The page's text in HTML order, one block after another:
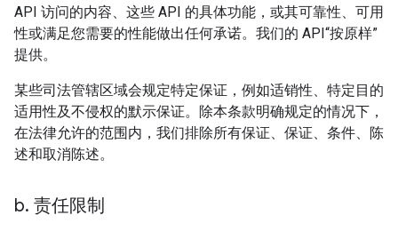
API 访问的内容、这些 API 的具体功能，或其可靠性、可用
性或满足您需要的性能做出任何承诺。我们的 API“按原样”
提供。
某些司法管辖区域会规定特定保证，例如适销性、特定目的
适用性及不侵权的默示保证。除本条款明确规定的情况下，
在法律允许的范围内，我们排除所有保证、保证、条件、陈
述和取消陈述。
b. 责任限制